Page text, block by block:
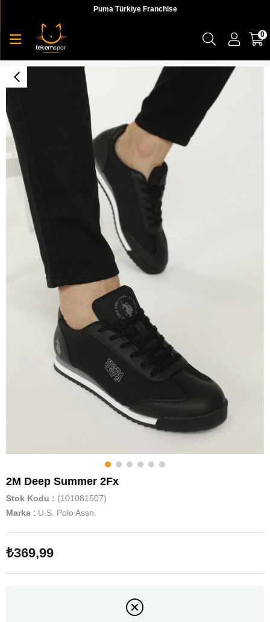
Puma Türkiye Franchise
0
2M Deep Summer 2Fx
Stok Kodu
(101081507)
Marka : U.S. Polo Assn.
₺369,99